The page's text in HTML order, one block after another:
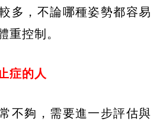
多，不論哪種姿勢都容易
重控制。
症的人
不夠，需要進一步評估與